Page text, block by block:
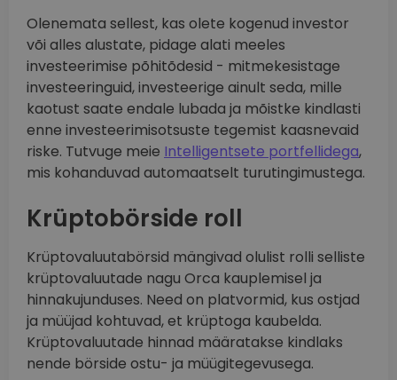
Olenemata sellest, kas olete kogenud investor
või alles alustate, pidage alati meeles
investeerimise põhitõdesid - mitmekesistage
investeeringuid, investeerige ainult seda, mille
kaotust saate endale lubada ja mõistke kindlasti
enne investeerimisotsuste tegemist kaasnevaid
riske. Tutvuge meie Intelligentsete portfellidega,
mis kohanduvad automaatselt turutingimustega.
Krüptobörside roll
Krüptovaluutabörsid mängivad olulist rolli selliste
krüptovaluutade nagu Orca kauplemisel ja
hinnakujunduses. Need on platvormid, kus ostjad
ja müüjad kohtuvad, et krüptoga kaubelda.
Krüptovaluutade hinnad määratakse kindlaks
nende börside ostu- ja müügitegevusega.